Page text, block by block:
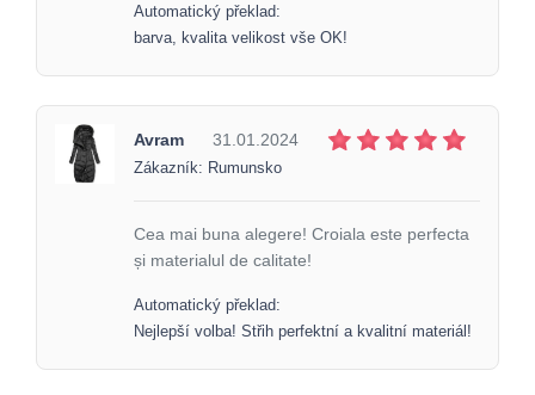
Automatický překlad:
barva, kvalita velikost vše OK!
Avram 31.01.2024
Zákazník: Rumunsko
Cea mai buna alegere! Croiala este perfecta
și materialul de calitate!
Automatický překlad:
Nejlepší volba! Střih perfektní a kvalitní materiál!